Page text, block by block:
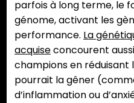
parfois à long terme, le
génome, activant les
performance. La
acquiseconcourent
champions en réduisant
pourrait la gêner
d’inflammation ou